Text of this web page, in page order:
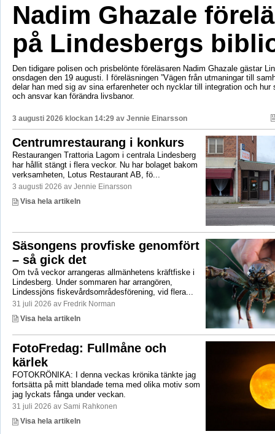
Nadim Ghazale
på Lindesbergs
Den tidigare polisen och prisbelönte föreläsaren Nadim Ghazale gästar
onsdagen den 19 augusti. I föreläsningen ”Vägen från utmaningar till
delar han med sig av sina erfarenheter och nycklar till integration och hur
och ansvar kan förändra livsbanor.
3 augusti 2026 klockan 14:29 av Jennie Einarsson
Centrumrestaurang i konkurs
Restaurangen Trattoria Lagom i centrala Lindesberg
har hållit stängt i flera veckor. Nu har bolaget bakom
verksamheten, Lotus Restaurant AB, fö...
3 augusti 2026 av Jennie Einarsson
Visa hela artikeln
Säsongens provfiske genomfört
– så gick det
Om två veckor arrangeras allmänhetens kräftfiske i
Lindesberg. Under sommaren har arrangören,
Lindessjöns fiskevårdsområdesförening, vid flera...
31 juli 2026 av Fredrik Norman
Visa hela artikeln
FotoFredag: Fullmåne och
kärlek
FOTOKRÖNIKA: I denna veckas krönika tänkte jag
fortsätta på mitt blandade tema med olika motiv som
jag lyckats fånga under veckan.
31 juli 2026 av Sami Rahkonen
Visa hela artikeln